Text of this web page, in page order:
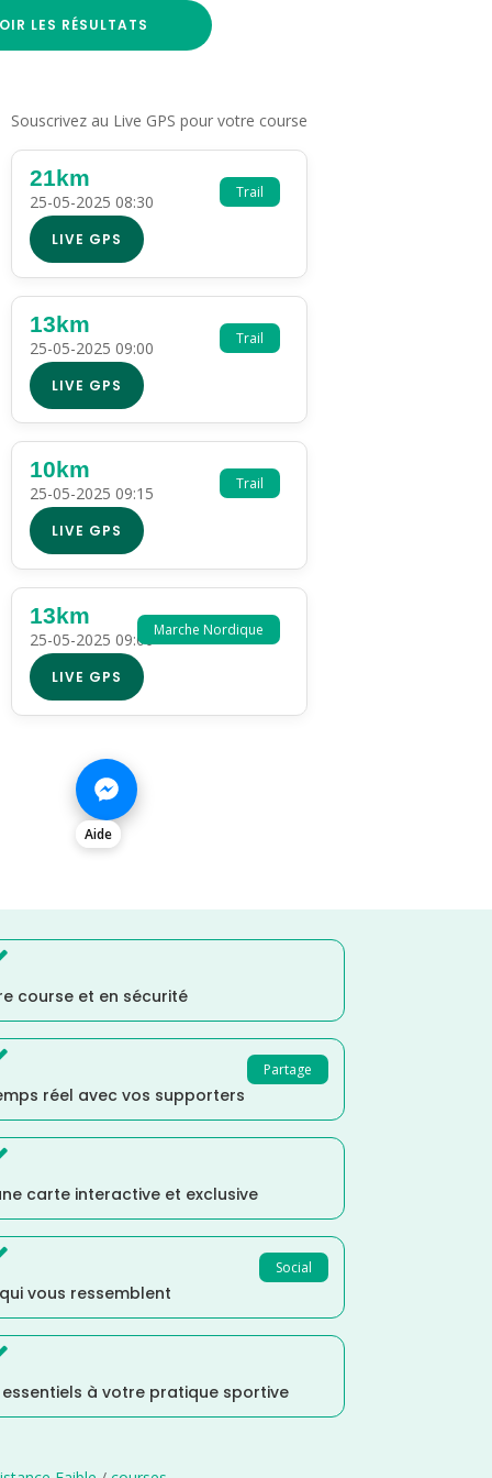
LES RÉSULTATS
Souscrivez au Live GPS pour votre course
Trail
21km
25-05-2025 08:30
LIVE GPS
Trail
13km
25-05-2025 09:00
LIVE GPS
Trail
10km
25-05-2025 09:15
LIVE GPS
Marche Nordique
13km
25-05-2025 09:00
LIVE GPS
Aide
course et en sécurité
Partage
réel avec vos supporters
carte interactive et exclusive
Social
vous ressemblent
à votre pratique sportive